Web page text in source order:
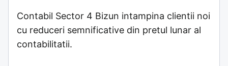
Contabil Sector 4 Bizun intampina clientii noi
cu reduceri semnificative din pretul lunar al
contabilitatii.